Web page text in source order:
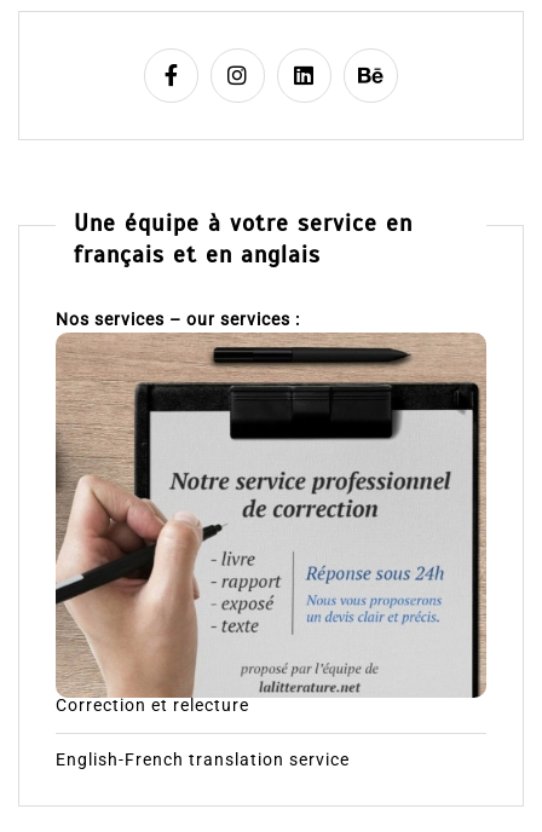
Une équipe à votre service en
français et en anglais
Nos services – our services :
Correction et relecture
English-French translation service